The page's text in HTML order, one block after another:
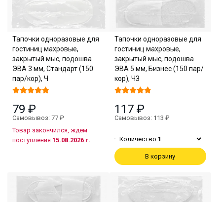
Тапочки одноразовые для
гостиниц махровые,
закрытый мыс, подошва
ЭВА 3 мм, Стандарт (150
пар/кор), Ч
79 ₽
Самовывоз: 77 ₽
Товар закончился, ждем
поступления 15.08.2026 г.
Тапочки одноразовые для
гостиниц махровые,
закрытый мыс, подошва
ЭВА 5 мм, Бизнес (150 пар/
кор), ЧЗ
117 ₽
Самовывоз: 113 ₽
Количество:1
В корзину